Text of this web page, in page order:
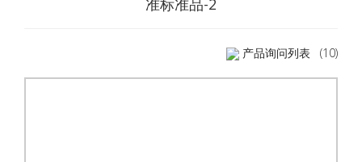
准标准品-2
产品询问列表 (10)